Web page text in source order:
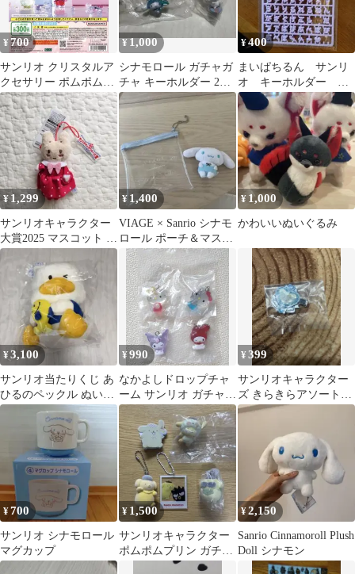
¥700
サンリオ クリスタルア
クセサリー ポムポムプ
リン1個
¥1,000
シナモロール ガチャガ
チャ キーホルダー 2種
セット
¥400
まいぱちるん サンリ
オ キーホルダー 文
字パーツ ムラサキ
¥ 1,299
サンリオキャラクター
大賞2025 マスコット マ
ロンクリーム
¥ 1,400
VIAGE × Sanrio シナモ
ロール ポーチ＆マスコ
ット
¥ 1,000
かわいいぬいぐるみ
¥3,100
サンリオ当たりくじ あ
ひるのペックル ぬいぐ
るみ
¥990
なかよしドロップチャ
ーム サンリオ ガチャガ
チャ
¥399
サンリオキャラクター
ズ きらきらアソートコ
レクション
¥700
サンリオ シナモロール
マグカップ
¥ 1,500
サンリオキャラクター
ポムポムプリン ガチャ
ガチャ フィギュア キー
¥2,150
Sanrio Cinnamoroll Plush
Doll シナモン